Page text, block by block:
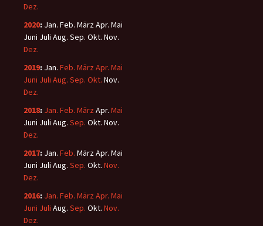
Dez.
2020: Jan. Feb. MärzApr. Mai
Juni Juli Aug. Sep. Okt. Nov.
Dez.
2019: Jan. Feb. März Apr. Mai
Juni Juli Aug. Sep. Okt. Nov.
Dez.
2018: Jan. Feb. März Apr. Mai
Juni Juli Aug. Sep. Okt. Nov.
Dez.
2017: Jan. Feb. MärzApr. Mai
Juni Juli Aug. Sep. Okt. Nov.
Dez.
2016: Jan. Feb. März Apr. Mai
Juni Juli Aug. Sep. Okt. Nov.
Dez.